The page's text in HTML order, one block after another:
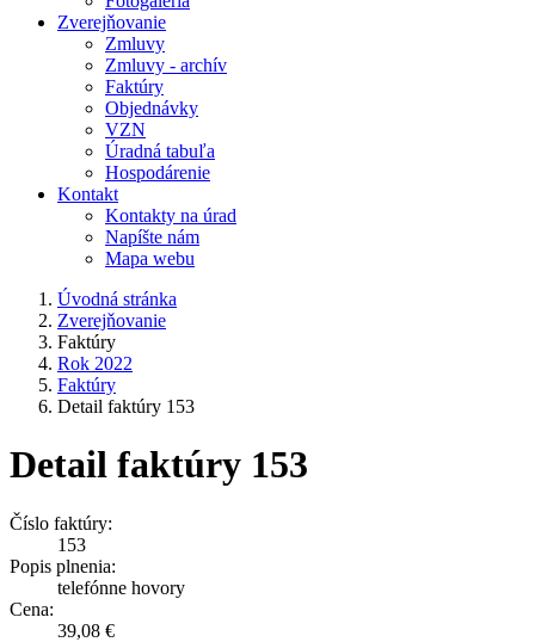
Zverejňovanie
Zmluvy
Zmluvy - archív
Faktúry
Objednávky
VZN
Úradná tabuľa
Hospodárenie
Kontakt
Kontakty na úrad
Napíšte nám
Mapa webu
Úvodná stránka
Zverejňovanie
Faktúry
Rok 2022
Faktúry
Detail faktúry 153
Detail faktúry 153
Číslo faktúry:
153
Popis plnenia:
telefónne hovory
Cena:
39,08 €